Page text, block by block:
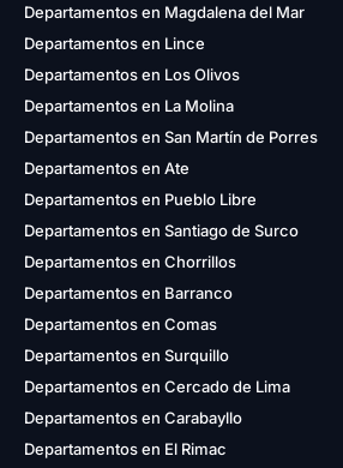
Departamentos en Magdalena del Mar
Departamentos en Lince
Departamentos en Los Olivos
Departamentos en La Molina
Departamentos en San Martín de Porres
Departamentos en Ate
Departamentos en Pueblo Libre
Departamentos en Santiago de Surco
Departamentos en Chorrillos
Departamentos en Barranco
Departamentos en Comas
Departamentos en Surquillo
Departamentos en Cercado de Lima
Departamentos en Carabayllo
Departamentos en El Rimac